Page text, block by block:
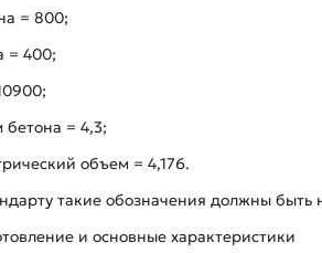
= 800;
= 400;
= 4,3;
объем = 4,176.
такие обозначения должны
и основные характеристики